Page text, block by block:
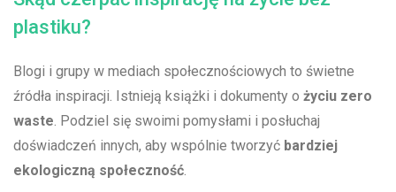
⁣plastiku?
Blogi i ​grupy w ⁣mediach społecznościowych to świetne
źródła inspiracji. Istnieją‌ książki​ i dokumenty⁣ o życiu zero
waste. ​Podziel się ⁣swoimi pomysłami i posłuchaj
⁢doświadczeń innych, ‍aby‌ wspólnie ⁣tworzyć bardziej
ekologiczną społeczność.